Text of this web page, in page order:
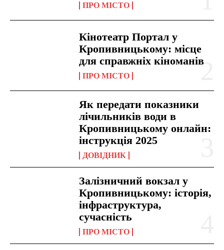
ПРО МІСТО
Кінотеатр Портал у
Кропивницькому: місце
для справжніх кіноманів
ПРО МІСТО
Як передати показники
лічильників води в
Кропивницькому онлайн:
інструкція 2025
ДОВІДНИК
Залізничний вокзал у
Кропивницькому: історія,
інфраструктура,
сучасність
ПРО МІСТО